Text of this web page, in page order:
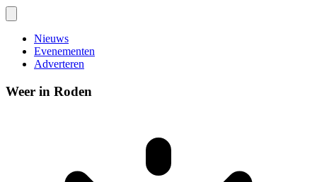
Nieuws
Evenementen
Adverteren
Weer in Roden